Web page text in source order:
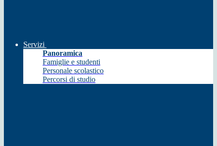
Servizi
Panoramica
Famiglie e studenti
Personale scolastico
Percorsi di studio